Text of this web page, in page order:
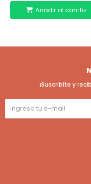
¡Suscribite y